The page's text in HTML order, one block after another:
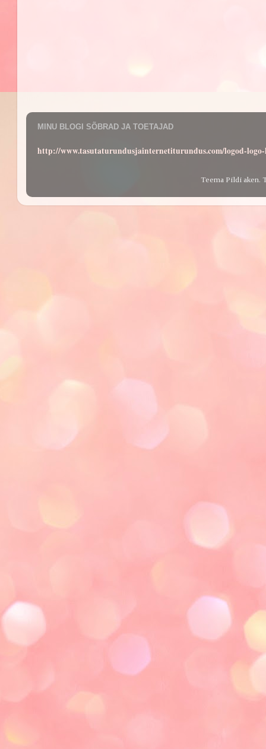
MINU BLOGI SÕBRAD JA TOETAJAD
http://www.tasutaturundusjainternetiturundus.com/logod-
Teema Pildi aken.